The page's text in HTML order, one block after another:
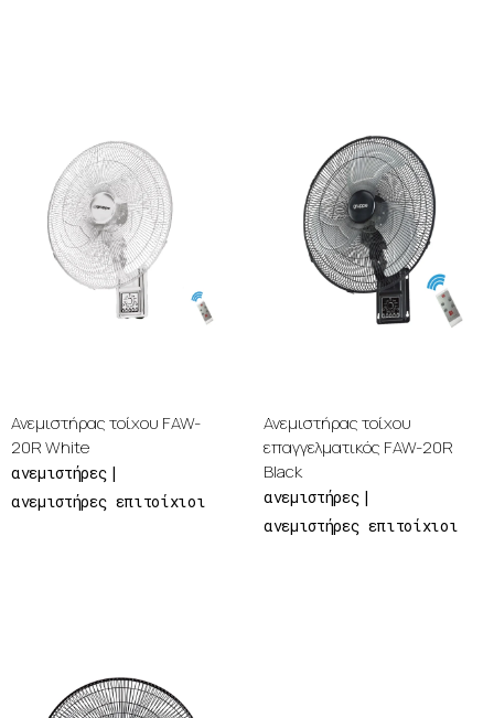
Ανεμιστήρας τοίχου FAW-
20R White
ανεμιστήρες
ανεμιστήρες επιτοίχιοι
Ανεμιστήρας τοίχου
επαγγελματικός FAW-20R
Black
ανεμιστήρες
ανεμιστήρες επιτοίχιοι